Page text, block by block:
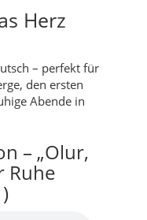
Abende in
– „Olur,
Ruhe
Version für
Olur.